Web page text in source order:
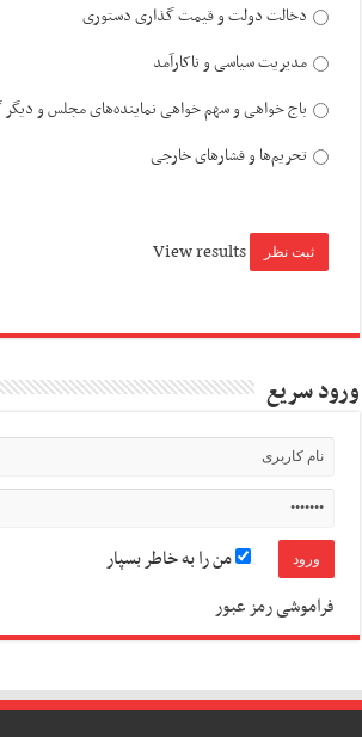
دخالت دولت و قیمت گذاری دستوری
مدیریت سیاسی و ناکارآمد
باج خواهی و سهم خواهی نماینده‌های مجلس و دیگر
تحریم‌ها و فشارهای خارجی
View results
ورود سریع
من را به خاطر بسپار
فراموشی رمز عبور